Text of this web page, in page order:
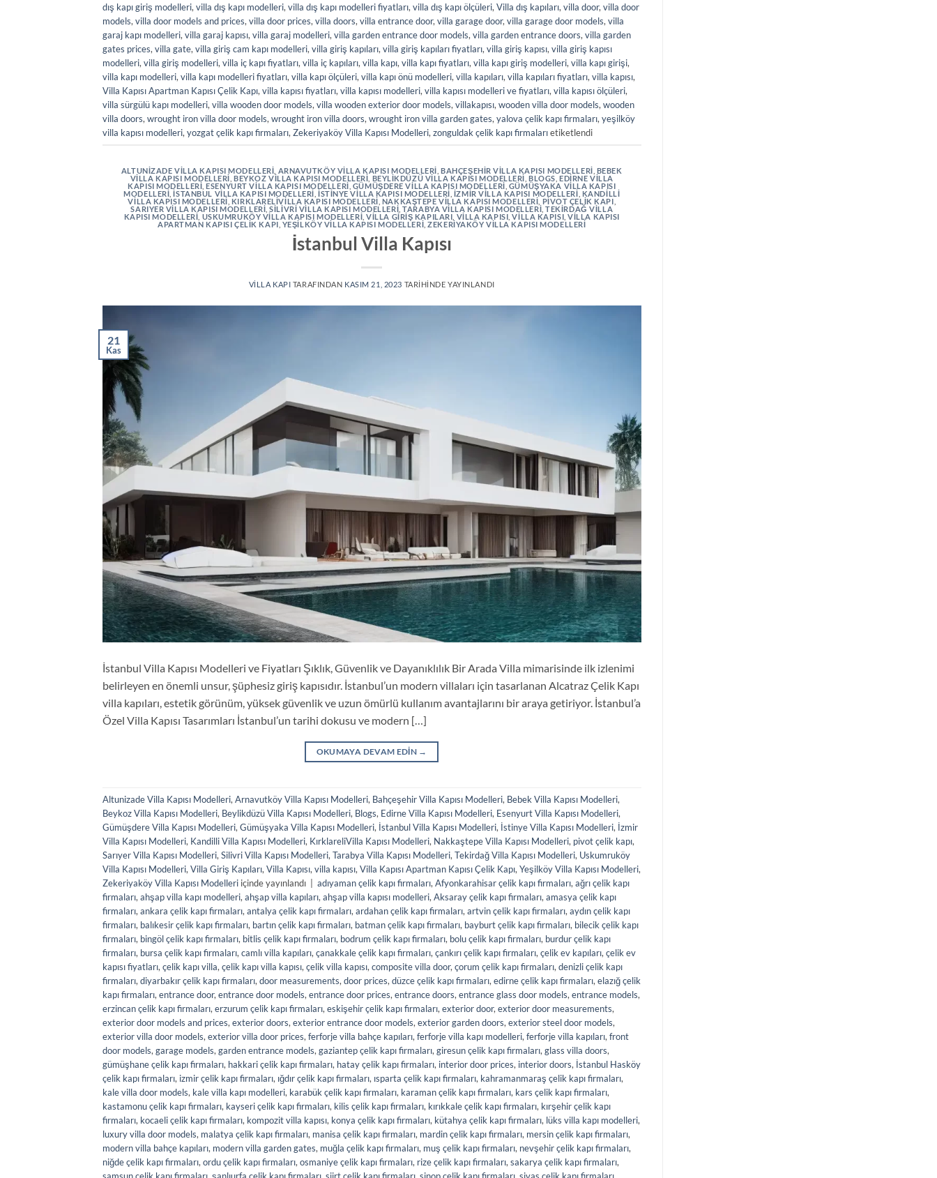
dış kapı giriş modelleri, villa dış kapı modelleri, villa dış kapı modelleri fiyatları, villa dış kapı ölçüleri, Villa dış kapıları, villa door, villa door
models, villa door models and prices, villa door prices, villa doors, villa entrance door, villa garage door, villa garage door models, villa
garaj kapı modelleri, villa garaj kapısı, villa garaj modelleri, villa garden entrance door models, villa garden entrance doors, villa garden
gates prices, villa gate, villa giriş cam kapı modelleri, villa giriş kapıları, villa giriş kapıları fiyatları, villa giriş kapısı, villa giriş kapısı
modelleri, villa giriş modelleri, villa iç kapı fiyatları, villa iç kapıları, villa kapı, villa kapı fiyatları, villa kapı giriş modelleri, villa kapı girişi,
villa kapı modelleri, villa kapı modelleri fiyatları, villa kapı ölçüleri, villa kapı önü modelleri, villa kapıları, villa kapıları fiyatları, villa kapısı,
Villa Kapısı Apartman Kapısı Çelik Kapı, villa kapısı fiyatları, villa kapısı modelleri, villa kapısı modelleri ve fiyatları, villa kapısı ölçüleri,
villa sürgülü kapı modelleri, villa wooden door models, villa wooden exterior door models, villakapısı, wooden villa door models, wooden
villa doors, wrought iron villa door models, wrought iron villa doors, wrought iron villa garden gates, yalova çelik kapı firmaları, yeşilköy
villa kapısı modelleri, yozgat çelik kapı firmaları, Zekeriyaköy Villa Kapısı Modelleri, zonguldak çelik kapı firmalarıetiketlendi
ALTUNIZADE VILLA KAPISI MODELLERI ARNAVUTKÖY VILLA KAPISI MODELLERI ,BAHÇEŞEHIR VILLA KAPISI MODELLERI BEBEK
VILLA KAPISI MODELLERI ,BEYKOZ VILLA KAPISI MODELLERI BEYLIKDÜZÜ VILLA KAPISI MODELLERI ,BLOGS ,EDIRNE VILLA
KAPISI MODELLERI ,ESENYURT VILLA KAPISI MODELLERI GÜMÜŞDERE VILLA KAPISI MODELLERI GÜMÜŞYAKA VILLA KAPISI
MODELLERI ,İSTANBUL VILLA KAPISI MODELLERI İSTINYE VILLA KAPISI MODELLERI İZMIR VILLA KAPISI MODELLERI KANDILLI
VILLA KAPISI MODELLERI KIRKLARELIVILLA KAPISI MODELLERI NAKKAŞTEPE VILLA KAPISI MODELLERI PIVOT ÇELIK KAPI
SARIYER VILLA KAPISI MODELLERI ,SILIVRI VILLA KAPISI MODELLERI ,TARABYA VILLA KAPISI MODELLERI ,TEKIRDAĞ VILLA
KAPISI MODELLERI USKUMRUKÖY VILLA KAPISI MODELLERI ,VILLA GIRIŞ KAPILARI VILLA KAPISI ,VILLA KAPISI ,VILLA KAPISI
APARTMAN KAPISI ÇELIK KAPI YEŞILKÖY VILLA KAPISI MODELLERI ,ZEKERIYAKÖY VILLA KAPISI MODELLERI
İstanbul Villa Kapısı
VILLA KAPI TARAFINDAN KASIM 21, 2023 TARIHINDE YAYINLANDI
21
Kas
İstanbul Villa Kapısı Modelleri ve Fiyatları Şıklık, Güvenlik ve Dayanıklılık Bir Arada Villa mimarisinde ilk izlenimi
belirleyen en önemli unsur, şüphesiz giriş kapısıdır. İstanbul’un modern villaları için tasarlanan Alcatraz Çelik Kapı
villa kapıları, estetik görünüm, yüksek güvenlik ve uzun ömürlü kullanım avantajlarını bir araya getiriyor. İstanbul’a
Özel Villa Kapısı Tasarımları İstanbul’un tarihi dokusu ve modern […]
OKUMAYA DEVAM EDIN →
Altunizade Villa Kapısı Modelleri,Arnavutköy Villa Kapısı Modelleri, Bahçeşehir Villa Kapısı Modelleri, Bebek Villa Kapısı Modelleri,
Beykoz Villa Kapısı Modelleri, Beylikdüzü Villa Kapısı Modelleri, Blogs, Edirne Villa Kapısı Modelleri, Esenyurt Villa Kapısı Modelleri,
Gümüşdere Villa Kapısı Modelleri,Gümüşyaka Villa Kapısı Modelleri, İstanbul Villa Kapısı Modelleri, İstinye Villa Kapısı Modelleri, İzmir
Villa Kapısı Modelleri, Kandilli Villa Kapısı Modelleri, KırklareliVilla Kapısı Modelleri, Nakkaştepe Villa Kapısı Modelleri, pivot çelik kapı,
Sarıyer Villa Kapısı Modelleri,Silivri Villa Kapısı Modelleri,Tarabya Villa Kapısı Modelleri,Tekirdağ Villa Kapısı Modelleri, Uskumruköy
Villa Kapısı Modelleri,Villa Giriş Kapıları,Villa Kapısı,villa kapısı,Villa Kapısı Apartman Kapısı Çelik Kapı,Yeşilköy Villa Kapısı Modelleri,
Zekeriyaköy Villa Kapısı Modelleri içinde yayınlandı adıyaman çelik kapı firmaları,Afyonkarahisar çelik kapı firmaları,ağrı çelik kapı
firmaları,ahşap villa kapı modelleri,ahşap villa kapıları,ahşap villa kapısı modelleri,Aksaray çelik kapı firmaları,amasya çelik kapı
firmaları,ankara çelik kapı firmaları,antalya çelik kapı firmaları,ardahan çelik kapı firmaları,artvin çelik kapı firmaları,aydın çelik kapı
firmaları, balıkesir çelik kapı firmaları, bartın çelik kapı firmaları, batman çelik kapı firmaları, bayburt çelik kapı firmaları, bilecik çelik kapı
firmaları, bingöl çelik kapı firmaları, bitlis çelik kapı firmaları, bodrum çelik kapı firmaları, bolu çelik kapı firmaları, burdur çelik kapı
firmaları, bursa çelik kapı firmaları,camlı villa kapıları,çanakkale çelik kapı firmaları,çankırı çelik kapı firmaları,çelik ev kapıları,çelik ev
kapısı fiyatları,çelik kapı villa,çelik kapı villa kapısı,çelik villa kapısı,composite villa door,çorum çelik kapı firmaları,denizli çelik kapı
firmaları,diyarbakır çelik kapı firmaları,door measurements,door prices,düzce çelik kapı firmaları,edirne çelik kapı firmaları,elazığ çelik
kapı firmaları,entrance door,entrance door models,entrance door prices,entrance doors,entrance glass door models,entrance models,
erzincan çelik kapı firmaları,erzurum çelik kapı firmaları,eskişehir çelik kapı firmaları,exterior door,exterior door measurements,
exterior door models and prices,exterior doors,exterior entrance door models,exterior garden doors,exterior steel door models,
exterior villa door models,exterior villa door prices,ferforje villa bahçe kapıları,ferforje villa kapı modelleri,ferforje villa kapıları,front
door models,garage models,garden entrance models,gaziantep çelik kapı firmaları,giresun çelik kapı firmaları,glass villa doors,
gümüşhane çelik kapı firmaları, hakkari çelik kapı firmaları, hatay çelik kapı firmaları, interior door prices, interior doors, İstanbul Hasköy
çelik kapı firmaları, izmir çelik kapı firmaları, ığdır çelik kapı firmaları, ısparta çelik kapı firmaları, kahramanmaraş çelik kapı firmaları,
kale villa door models, kale villa kapı modelleri, karabük çelik kapı firmaları, karaman çelik kapı firmaları, kars çelik kapı firmaları,
kastamonu çelik kapı firmaları, kayseri çelik kapı firmaları, kilis çelik kapı firmaları, kırıkkale çelik kapı firmaları, kırşehir çelik kapı
firmaları, kocaeli çelik kapı firmaları, kompozit villa kapısı, konya çelik kapı firmaları, kütahya çelik kapı firmaları, lüks villa kapı modelleri,
luxury villa door models, malatya çelik kapı firmaları, manisa çelik kapı firmaları, mardin çelik kapı firmaları, mersin çelik kapı firmaları,
modern villa bahçe kapıları, modern villa garden gates, muğla çelik kapı firmaları, muş çelik kapı firmaları, nevşehir çelik kapı firmaları,
niğde çelik kapı firmaları,ordu çelik kapı firmaları,osmaniye çelik kapı firmaları, rize çelik kapı firmaları,sakarya çelik kapı firmaları,